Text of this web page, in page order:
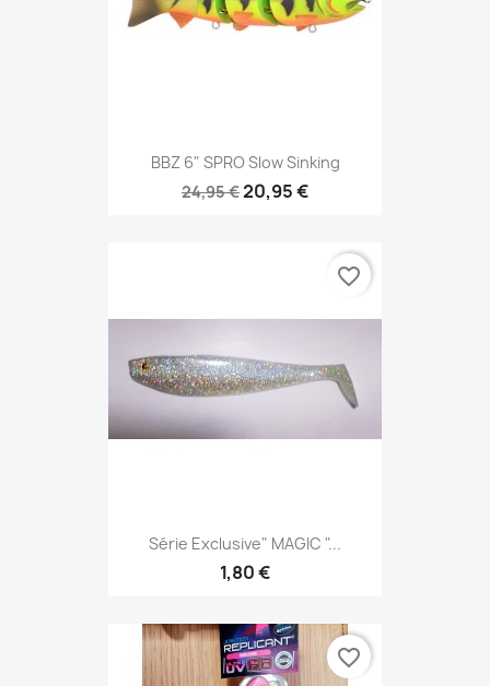
BBZ 6" SPRO Slow Sinking
24,95 €20,95 €
Série Exclusive" MAGIC "...
1,80 €
favorite_border
favorite_border